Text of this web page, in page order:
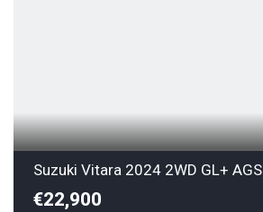
Suzuki Vitara 2024 2WD GL+ AGS
€22,900